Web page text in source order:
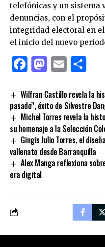
telefónicas y un sistema
denuncias, con el
integridad electoral en
el inicio del nuevo
Facebook
Email
Wilfran Castillo revela la
pasado”, éxito de Silvestre
Michel Torres revela la
su homenaje a la Selección
Gingis Julio Torres, el
vallenato desde Barranquilla
Alex Manga reflexiona
era digital